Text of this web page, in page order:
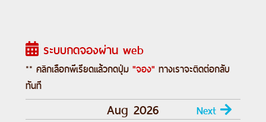
ลิป (พร้อมทานกุ้งล๊อบสเตอร์ ท่านละ 1 ตัว
เสิร์ฟพร้อมไวน์รสเยี่ยม)
Day 4 :
สาย) - Gibson Steps – 12 APOSTLES -
London Bridge - เมลเบิร์น
ระบบกดจองผ่าน web
** คลิกเลือกพีเรียดแล้วกดปุ่ม "จอง" ทางเราจะติดต่อกลับ
ทันที
Aug 2026 Next